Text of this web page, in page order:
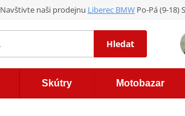
Navštivte naši prodejnu Liberec BMWPo-Pá (9-18)
Hledat
Skútry Motobazar